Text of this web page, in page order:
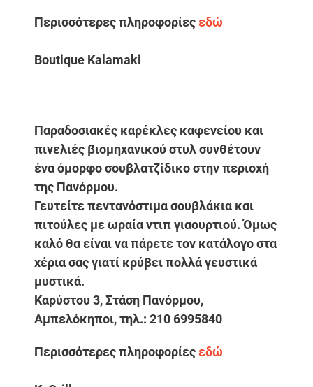
Περισσότερες πληροφορίες εδώ
Boutique Kalamaki
Παραδοσιακές καρέκλες καφενείου και
πινελιές βιομηχανικού στυλ συνθέτουν
ένα όμορφο σουβλατζίδικο στην περιοχή
της Πανόρμου.
Γευτείτε πεντανόστιμα σουβλάκια και
πιτούλες με ωραία ντιπ γιαουρτιού. Όμως
καλό θα είναι να πάρετε τον κατάλογο στα
χέρια σας γιατί κρύβει πολλά γευστικά
μυστικά.
Kαρύστου 3, Στάση Πανόρμου,
Αμπελόκηποι, τηλ.: 210 6995840
Περισσότερες πληροφορίες εδώ